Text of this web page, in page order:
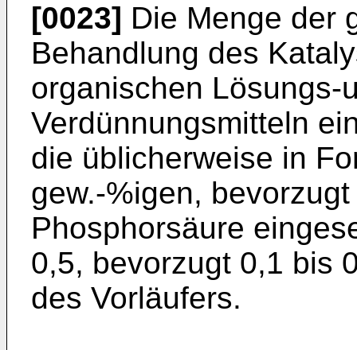
[0023] Die Menge der
Behandlung des
organischen Lösungs-
Verdünnungsmitteln
die üblicherweise in
gew.-%igen,
Phosphorsäure
0,5, bevorzugt 0,1 bis
des Vorläufers.